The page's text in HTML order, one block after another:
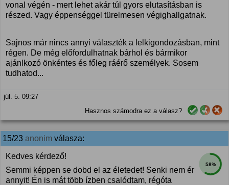
vonal végén - mert lehet akár túl gyors elutasításban is
részed. Vagy éppenséggel türelmesen végighallgatnak.
Sajnos már nincs annyi választék a lelkigondozásban, mint
régen. De még előfordulhatnak bárhol és bármikor
ajánlkozó önkéntes és főleg ráérő személyek. Sosem
tudhatod...
júl. 5. 09:27
Hasznos számodra ez a válasz?
15/23 anonim válasza:
58%
Kedves kérdező!
Semmi képpen se dobd el az életedet! Senki nem ér
annyit! Én is mát több ízben csalódtam, régóta